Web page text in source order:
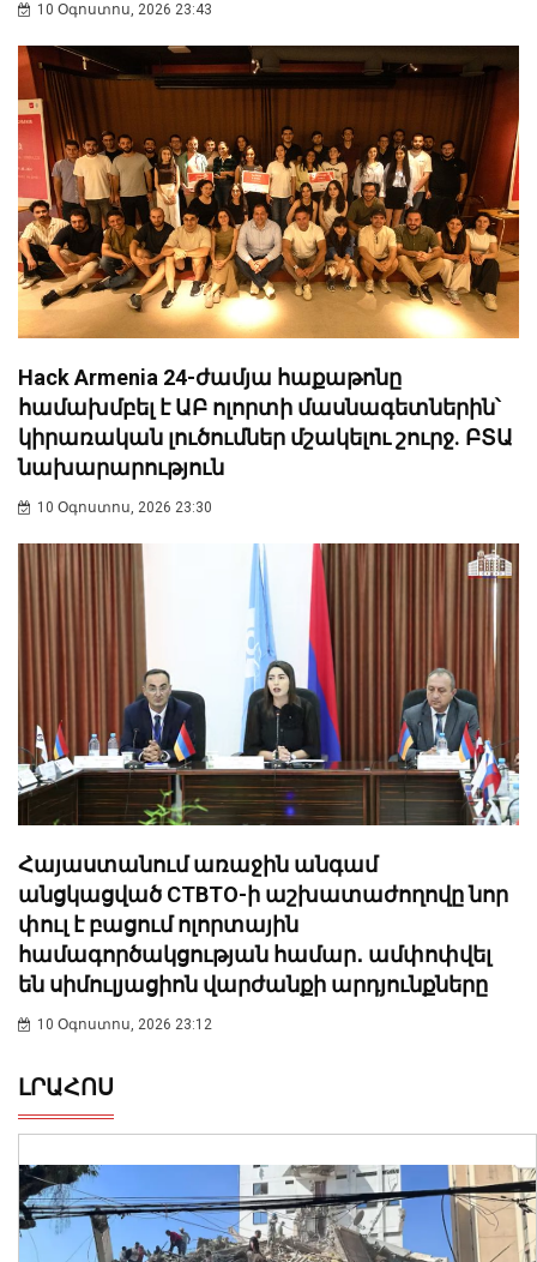
10 Օգոստոս, 2026 23:43
Hack Armenia 24-ժամյա հաքաթոնը
համախմբել է ԱԲ ոլորտի մասնագետներին՝
կիրառական լուծումներ մշակելու շուրջ. ԲՏԱ
նախարարություն
10 Օգոստոս, 2026 23:30
Հայաստանում առաջին անգամ
անցկացված CTBTO-ի աշխատաժողովը նոր
փուլ է բացում ոլորտային
համագործակցության համար․ ամփոփվել
են սիմուլյացիոն վարժանքի արդյունքները
10 Օգոստոս, 2026 23:12
ԼՐԱՀՈՍ